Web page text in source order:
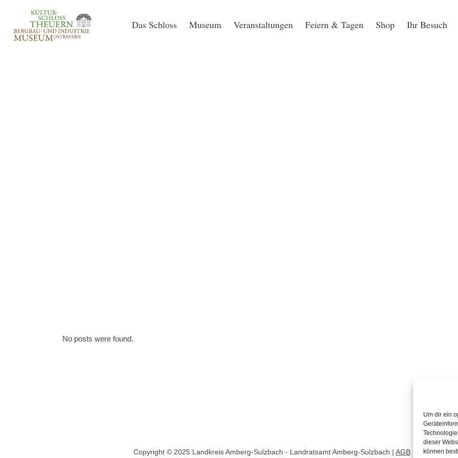
Um dir ein
dieser
können
Das Schloss Museum Veranstaltungen Feiern & Tagen Shop Ihr Besuch
No posts were found.
Copyright © 2025 Landkreis Amberg-Sulzbach - Landratsamt Amberg-Sulzbach | AGB Impressum|